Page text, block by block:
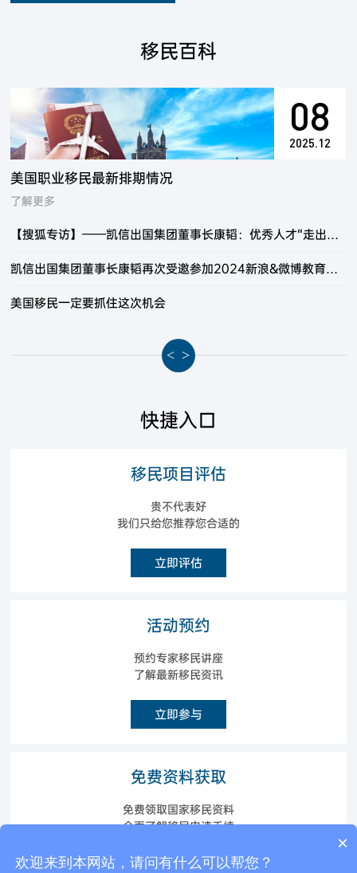
移民百科
08
2025.12
美国职业移民最新排期情况
了解更多
【搜狐专访】——凯信出国集团董事长康韬：优秀人才“走出去”“引进来” 并重是未来工作创新的方向
凯信出国集团董事长康韬再次受邀参加2024新浪&微博教育盛典
美国移民一定要抓住这次机会
< >
快捷入口
移民项目评估
贵不代表好
我们只给您推荐您合适的
立即评估
活动预约
预约专家移民讲座
了解最新移民资讯
立即参与
免费资料获取
免费领取国家移民资料
全面了解移民申请手续
立即获取
×
欢迎来到本网站，请问有什么可以帮您？